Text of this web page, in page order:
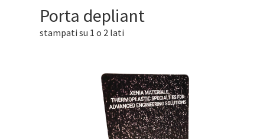
Porta depliant
stampati su 1 o 2 lati